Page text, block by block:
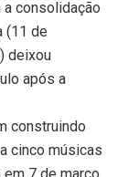
a consolidação
(11 de
deixou
após a
construindo
cinco músicas